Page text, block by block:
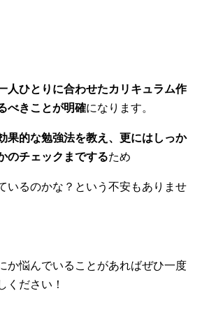
人ひとりに合わせたカリキュラム作
べきことが明確になります。
果的な勉強法を教え、更にはしっか
のチェックまでするため
いるのかな？という不安もありませ
か悩んでいることがあればぜひ一度
ください！